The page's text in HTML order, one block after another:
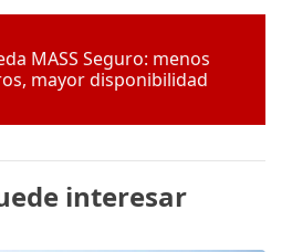
MASS Seguro: menos
mayor disponibilidad
interesar